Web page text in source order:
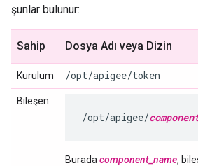
şunlar bulunur:
Sahip Dosya Adı veya Dizin
Kurulum /opt/apigee/token
Bileşen
/opt/apigee/
Burada component_name,